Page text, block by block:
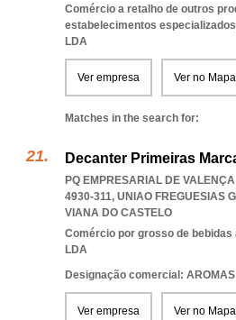
Comércio a retalho de outros
estabelecimentos
LDA
Ver empresa Ver no Mapa
Matches in the search for:
Decanter Primeiras
PQ EMPRESARIAL DE
4930-311, UNIAO FREGUESIAS
VIANA DO CASTELO
Comércio por grosso de bebidas
LDA
Designação comercial: AROMAS
Ver empresa Ver no Mapa